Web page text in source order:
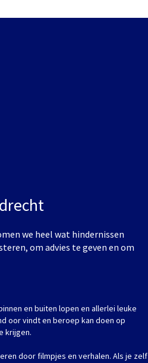
we heel wat hindernissen
om advies te geven en om
en buiten lopen en allerlei leuke
oor vindt en beroep kan doen op
krijgen.
door filmpjes en verhalen. Als je zelf